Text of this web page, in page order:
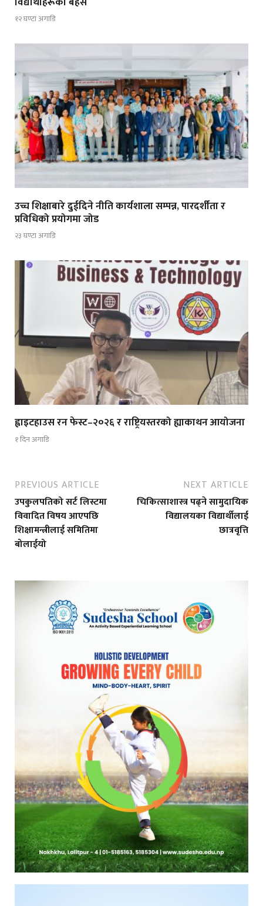
१२ घण्टा अगाडि
उच्च शिक्षाबारे दुईदिने नीति कार्यशाला सम्पन्न, पारदर्शीता र
प्रविधिको प्रयोगमा जोड
२३ घण्टा अगाडि
ह्वाइटहाउस रन फेस्ट–२०२६ र राष्ट्रियस्तरको ह्याकाथन आयोजना
१ दिन अगाडि
PREVIOUS ARTICLE
उपकुलपतिको सर्ट लिस्टमा
विवादित विषय आएपछि
शिक्षामन्त्रीलाई समितिमा
बोलाईयो
NEXT ARTICLE
चिकित्साशास्त्र पढ्ने सामुदायिक
विद्यालयका विद्यार्थीलाई
छात्रवृत्ति